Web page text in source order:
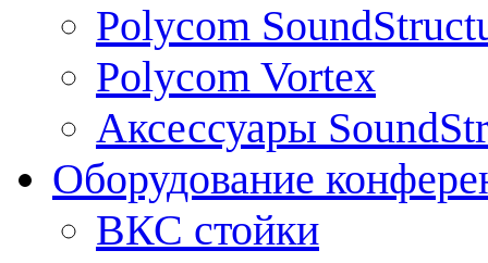
Polycom
Polycom Vortex
Аксессуары
Оборудование
ВКС стойки